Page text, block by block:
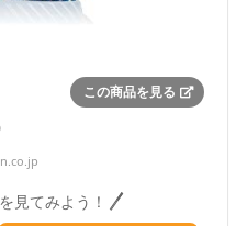
この商品を見る
見てみよう！